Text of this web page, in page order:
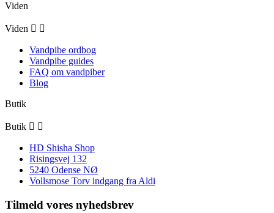
Viden
Viden  
Vandpibe ordbog
Vandpibe guides
FAQ om vandpiber
Blog
Butik
Butik  
HD Shisha Shop
Risingsvej 132
5240 Odense NØ
Vollsmose Torv indgang fra Aldi
Tilmeld vores nyhedsbrev